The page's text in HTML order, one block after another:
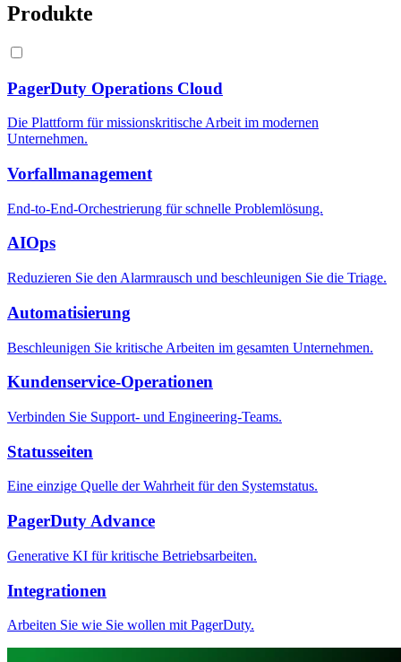
Produkte
PagerDuty Operations Cloud
Die Plattform für missionskritische Arbeit im modernen
Unternehmen.
Vorfallmanagement
End-to-End-Orchestrierung für schnelle Problemlösung.
AIOps
Reduzieren Sie den Alarmrausch und beschleunigen Sie die Triage.
Automatisierung
Beschleunigen Sie kritische Arbeiten im gesamten Unternehmen.
Kundenservice-Operationen
Verbinden Sie Support- und Engineering-Teams.
Statusseiten
Eine einzige Quelle der Wahrheit für den Systemstatus.
PagerDuty Advance
Generative KI für kritische Betriebsarbeiten.
Integrationen
Arbeiten Sie wie Sie wollen mit PagerDuty.